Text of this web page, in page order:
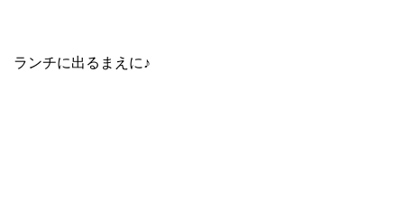
ランチに出るまえに♪